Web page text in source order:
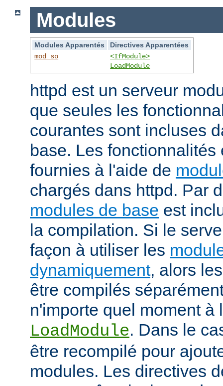
Modules
Modules Apparentés
Directives Apparentées
mod_so
<IfModule>
LoadModule
httpd est un serveur
que seules les
courantes sont incluses
base. Les fonctionnalités
fournies à l'aide de
chargés dans httpd. Par
modules de base est
la compilation. Si le
façon à utiliser les
dynamiquement, alors
être compilés
n'importe quel moment à
LoadModule. Dans le
être recompilé pour
modules. Les directives